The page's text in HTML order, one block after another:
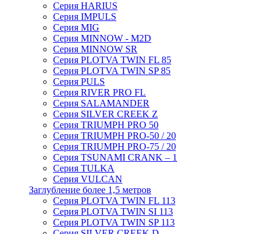
Серия HARIUS
Серия IMPULS
Серия MIG
Серия MINNOW - M2D
Серия MINNOW SR
Серия PLOTVA TWIN FL 85
Серия PLOTVA TWIN SP 85
Серия PULS
Серия RIVER PRO FL
Серия SALAMANDER
Серия SILVER CREEK Z
Серия TRIUMPH PRO 50
Серия TRIUMPH PRO-50 / 20
Серия TRIUMPH PRO-75 / 20
Серия TSUNAMI CRANK – 1
Серия TULKA
Серия VULCAN
Заглубление более 1,5 метров
Серия PLOTVA TWIN FL 113
Серия PLOTVA TWIN SI 113
Серия PLOTVA TWIN SP 113